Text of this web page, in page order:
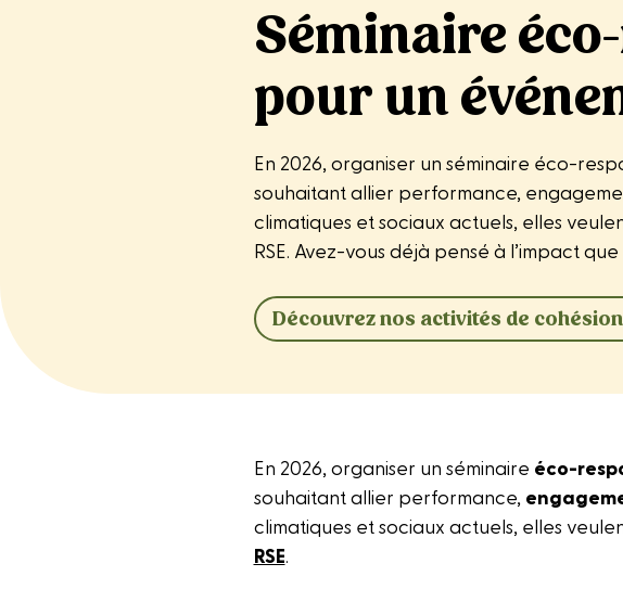
Séminaire
pour un
En 2026, organiser un séminaire éco-
souhaitant allier performance,
climatiques et sociaux actuels, elles
RSE. Avez-vous déjà pensé à l’impact
Découvrez nos activités de
En 2026, organiser un séminaire éco-
souhaitant allier performance,
climatiques et sociaux actuels, elles
RSE.